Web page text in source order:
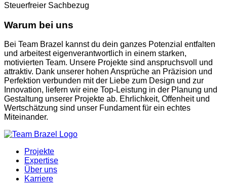
Steuerfreier Sachbezug
Warum bei uns
Bei Team Brazel kannst du dein ganzes Potenzial entfalten
und arbeitest eigenverantwortlich in einem starken,
motivierten Team. Unsere Projekte sind anspruchsvoll und
attraktiv. Dank unserer hohen Ansprüche an Präzision und
Perfektion verbunden mit der Liebe zum Design und zur
Innovation, liefern wir eine Top-Leistung in der Planung und
Gestaltung unserer Projekte ab. Ehrlichkeit, Offenheit und
Wertschätzung sind unser Fundament für ein echtes
Miteinander.
Projekte
Expertise
Über uns
Karriere